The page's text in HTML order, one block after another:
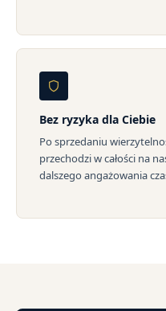
Bez ryzyka dla Ciebie
Po sprzedaniu
przechodzi w całości na
dalszego angażowania